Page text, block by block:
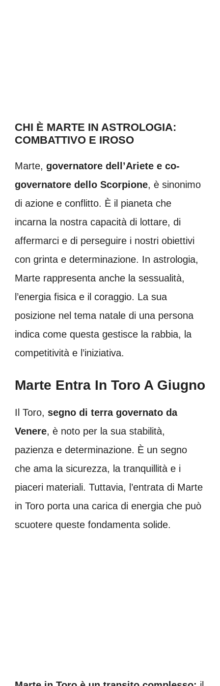
CHI È MARTE IN ASTROLOGIA:
COMBATTIVO E IROSO
Marte, governatore dell’Ariete e co-
governatore dello Scorpione, è sinonimo
di azione e conflitto. È il pianeta che
incarna la nostra capacità di lottare, di
affermarci e di perseguire i nostri obiettivi
con grinta e determinazione. In astrologia,
Marte rappresenta anche la sessualità,
l’energia fisica e il coraggio. La sua
posizione nel tema natale di una persona
indica come questa gestisce la rabbia, la
competitività e l’iniziativa.
Marte Entra In Toro A Giugno
Il Toro, segno di terra governato da
Venere, è noto per la sua stabilità,
pazienza e determinazione. È un segno
che ama la sicurezza, la tranquillità e i
piaceri materiali. Tuttavia, l’entrata di Marte
in Toro porta una carica di energia che può
scuotere queste fondamenta solide.